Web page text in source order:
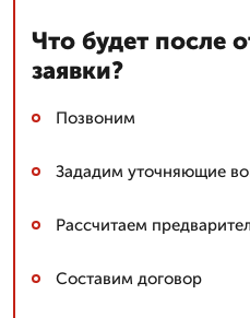
Что будет после
заявки?
Позвоним
Зададим уточняющие
Рассчитаем
Составим договор